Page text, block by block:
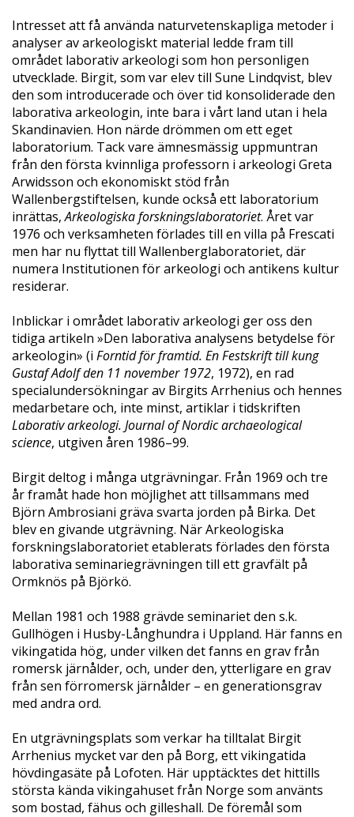
Intresset att få använda naturvetenskapliga metoder i
analyser av arkeologiskt material ledde fram till
området laborativ arkeologi som hon personligen
utvecklade. Birgit, som var elev till Sune Lindqvist, blev
den som introducerade och över tid konsoliderade den
laborativa arkeologin, inte bara i vårt land utan i hela
Skandinavien. Hon närde drömmen om ett eget
laboratorium. Tack vare ämnesmässig uppmuntran
från den första kvinnliga professorn i arkeologi Greta
Arwidsson och ekonomiskt stöd från
Wallenbergstiftelsen, kunde också ett laboratorium
inrättas,Arkeologiska forskningslaboratoriet. Året var
1976 och verksamheten förlades till en villa på Frescati
men har nu flyttat till Wallenberglaboratoriet, där
numera Institutionen för arkeologi och antikens kultur
residerar.
Inblickar i området laborativ arkeologi ger oss den
tidiga artikeln »Den laborativa analysens betydelse för
arkeologin» (i Forntidförframtid. EnFestskrifttill kung
GustafAdolfden 11 november 1972, 1972), en rad
specialundersökningar av Birgits Arrhenius och hennes
medarbetare och, inte minst, artiklar i tidskriften
Laborativ arkeologi. Journal of Nordic archaeological
science, utgiven åren 1986–99.
Birgit deltog i många utgrävningar. Från 1969 och tre
år framåt hade hon möjlighet att tillsammans med
Björn Ambrosiani gräva svarta jorden på Birka. Det
blev en givande utgrävning. När Arkeologiska
forskningslaboratoriet etablerats förlades den första
laborativa seminariegrävningen till ett gravfält på
Ormknös på Björkö.
Mellan 1981 och 1988 grävde seminariet den s.k.
Gullhögen i Husby-Långhundra i Uppland. Här fanns en
vikingatida hög, under vilken det fanns en grav från
romersk järnålder, och, under den, ytterligare en grav
från sen förromersk järnålder – en generationsgrav
med andra ord.
En utgrävningsplats som verkar ha tilltalat Birgit
Arrhenius mycket var den på Borg, ett vikingatida
hövdingasäte på Lofoten. Här upptäcktes det hittills
största kända vikingahuset från Norge som använts
som bostad, fähus och gilleshall. De föremål som